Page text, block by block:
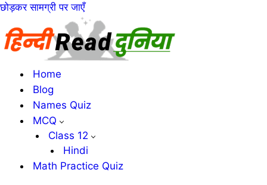
छोड़कर सामग्री पर जाएँ
Home
Blog
Names Quiz
MCQ
Class 12
Hindi
Math Practice Quiz